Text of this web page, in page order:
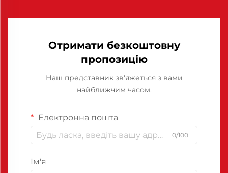
Отримати безкоштовну
пропозицію
Наш представник зв'яжеться з вами
найближчим часом.
Електронна пошта
0/100
Ім'я